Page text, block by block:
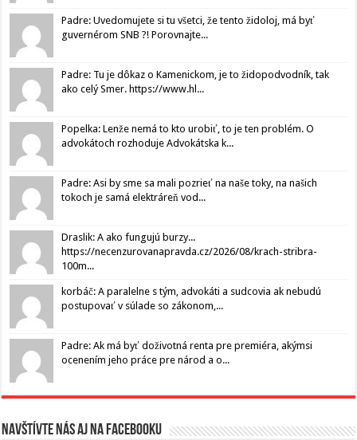
Padre: Uvedomujete si tu všetci, že tento židoloj, má byť
guvernérom SNB ?! Porovnajte...
Padre: Tu je dôkaz o Kamenickom, je to židopodvodník, tak
ako celý Smer. https://www.hl...
Popelka: Lenže nemá to kto urobiť, to je ten problém. O
advokátoch rozhoduje Advokátska k...
Padre: Asi by sme sa mali pozrieť na naše toky, na našich
tokoch je samá elektráreň vod...
Draslik: A ako fungujú burzy...
https://necenzurovanapravda.cz/2026/08/krach-stribra-
100m...
korbáč: A paralelne s tým, advokáti a sudcovia ak nebudú
postupovať v súlade so zákonom,...
Padre: Ak má byť doživotná renta pre premiéra, akýmsi
ocenením jeho práce pre národ a o...
Navštívte nás aj na Facebooku